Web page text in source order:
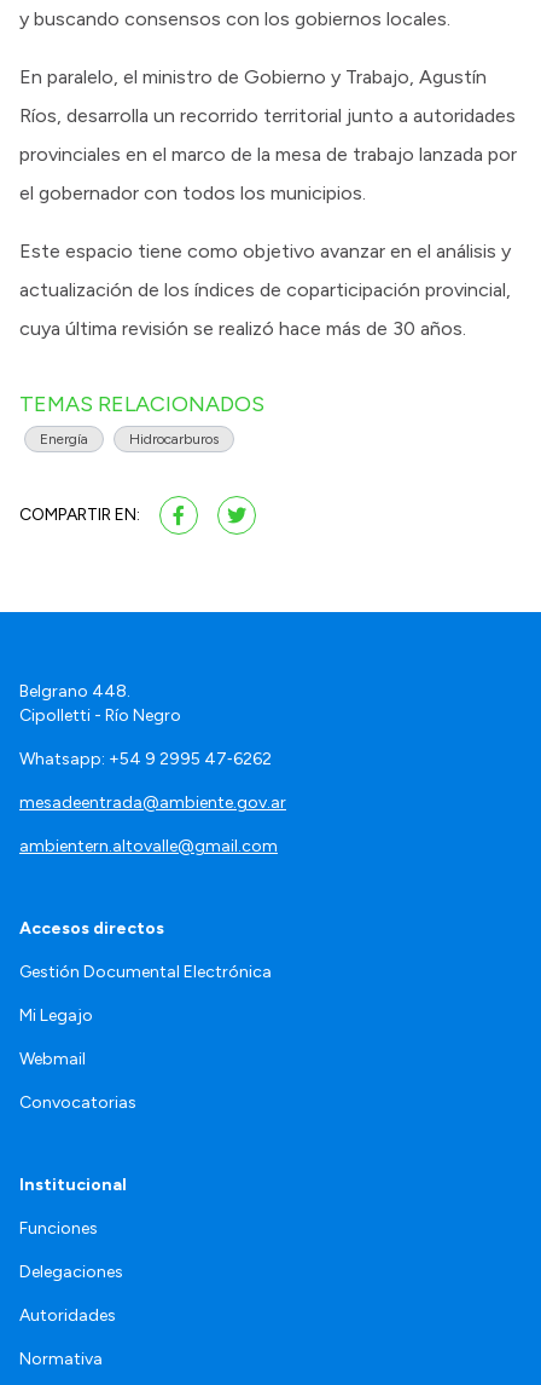
y buscando consensos con los gobiernos locales.
En paralelo, el ministro de Gobierno y Trabajo, Agustín
Ríos, desarrolla un recorrido territorial junto a autoridades
provinciales en el marco de la mesa de trabajo lanzada por
el gobernador con todos los municipios.
Este espacio tiene como objetivo avanzar en el análisis y
actualización de los índices de coparticipación provincial,
cuya última revisión se realizó hace más de 30 años.
TEMAS RELACIONADOS
Energía Hidrocarburos
COMPARTIR EN:
Belgrano 448.
Cipolletti - Río Negro
Whatsapp: +54 9 2995 47‑6262
mesadeentrada@ambiente.gov.ar
ambientern.altovalle@gmail.com
Accesos directos
Gestión Documental Electrónica
Mi Legajo
Webmail
Convocatorias
Institucional
Funciones
Delegaciones
Autoridades
Normativa